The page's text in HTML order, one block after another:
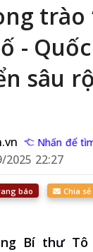
trào
-
sâu
Nhấn để
2025 22:27
báo Chia
Bí thư Tô